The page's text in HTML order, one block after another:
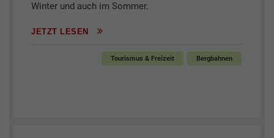
Winter und auch im Sommer.
JETZT LESEN
Tourismus & Freizeit Bergbahnen